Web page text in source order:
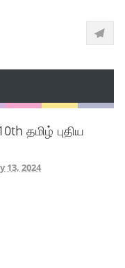
தமிழ் புதிய
13, 2024